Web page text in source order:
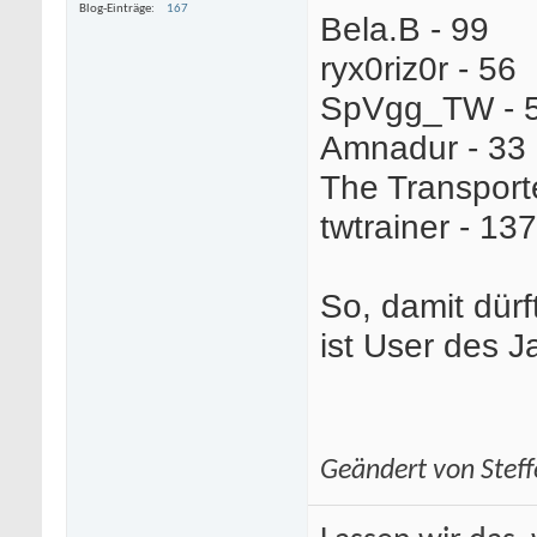
Blog-Einträge
167
Bela.B - 99
ryx0riz0r - 56
SpVgg_TW -
Amnadur - 33
The
twtrainer - 137
So, damit
ist User des
Geändert von